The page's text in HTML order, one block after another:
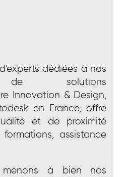
dédiées à nos
de solutions
Innovation & Design,
en France, offre
et de proximité
assistance
menons à bien nos